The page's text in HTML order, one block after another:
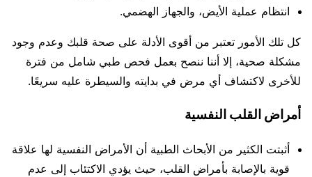
انتظام عملية الأيض، والجهاز الهضمي.
كل تلك الأمور تعتبر من أقوى الأدلة على صحة قلبك وعدم وجود
مشكلة صحية، إلا أننا ننصح بعمل فحص طبي شامل من فترة
للأخرى لاكتشاف أي مرض في بدايته والسيطرة عليه سريعًا.
أمراض القلب النفسية
أثبتت الكثير من الأبحاث الطبية أن الأمراض النفسية لها علاقة
قوية بالإصابة بأمراض القلب، حيث يؤدي الاكتئاب إلى عدم